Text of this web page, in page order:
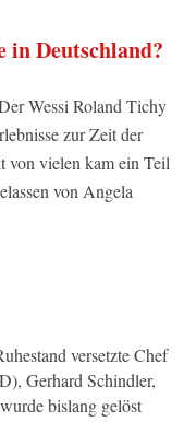
in Deutschland?
Wessi Roland Tichy
zur Zeit der
von vielen kam ein Teil
von Angela
versetzte Chef
Gerhard Schindler,
bislang gelöst